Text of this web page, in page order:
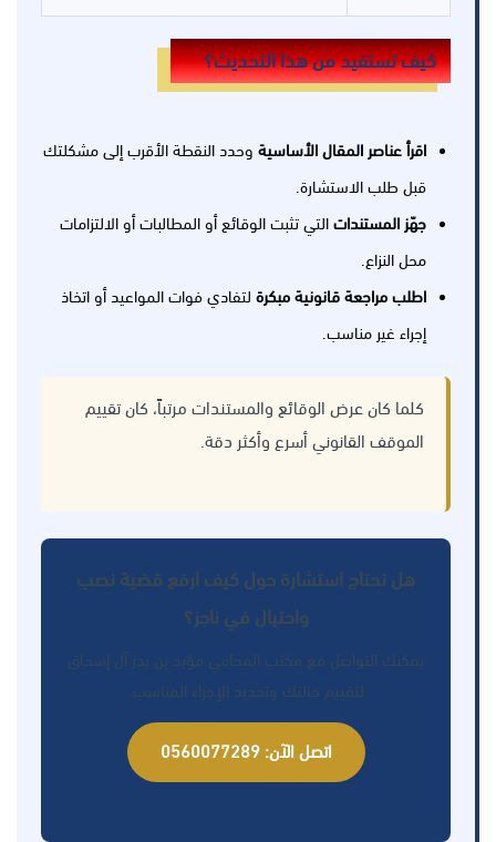
كيف تستفيد من هذا التحديث؟
اقرأ عناصر المقال الأساسية وحدد النقطة الأقرب إلى مشكلتك
قبل طلب الاستشارة.
جهّز المستنداتالتي تثبت الوقائع أو المطالبات أو الالتزامات
محل النزاع.
اطلب مراجعة قانونية مبكرة لتفادي فوات المواعيد أو اتخاذ
إجراء غير مناسب.
كلما كان عرض الوقائع والمستندات مرتباً، كان تقييم
الموقف القانوني أسرع وأكثر دقة.
هل تحتاج استشارة حول كيف ارفع قضية نصب
واحتيال في ناجز؟
يمكنك التواصل مع مكتب المحامي مؤيد بن بدر آل إسحاق
لتقييم حالتك وتحديد الإجراء المناسب.
اتصل الآن: 0560077289